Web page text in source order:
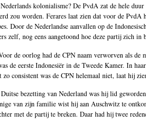
kolonialisme? De PvdA zat de hele
worden. Ferares laat zien dat voor de
Door de Nederlandse aanvallen op de
zelf, nog eens aangetoond hoe deze partij zich
de oorlog had de CPN naam verworven als de
de eerste Indonesiër in de Tweede Kamer. In
consistent was de CPN helemaal niet, laat hij
bezetting van Nederland was hij lid
van zijn familie wist hij aan Auschwitz te
met de partij te breken. Daar had hij twee